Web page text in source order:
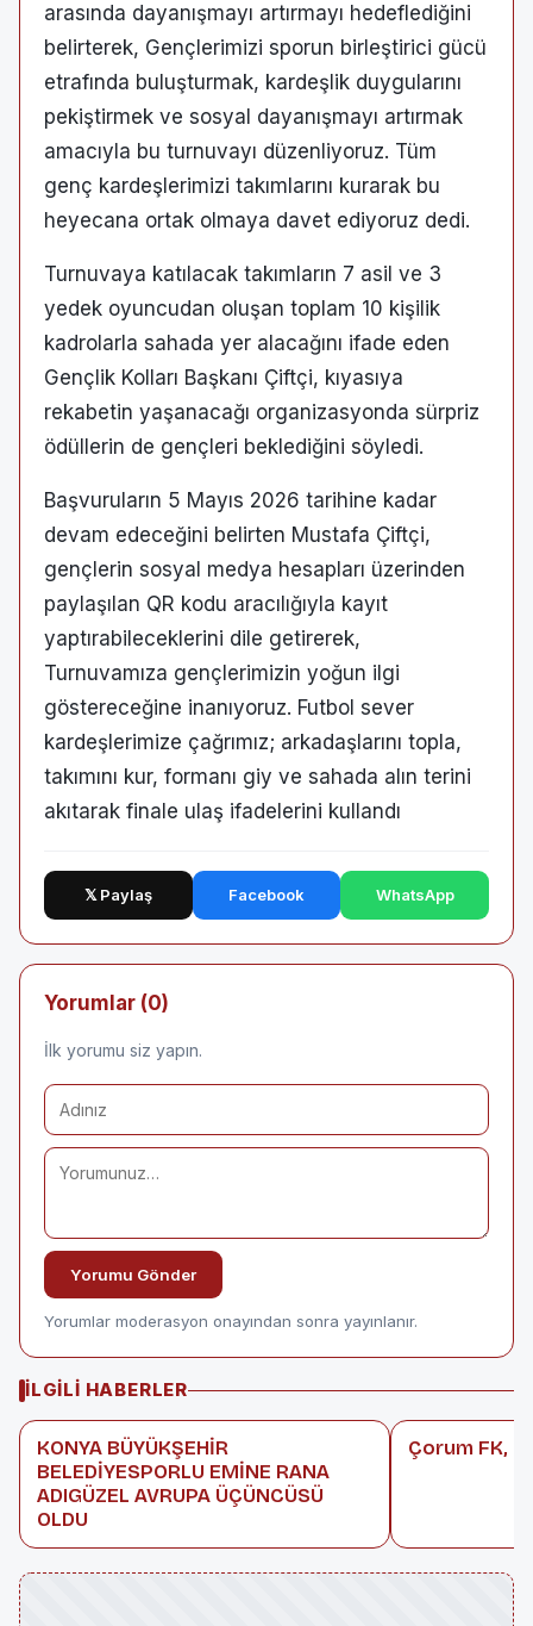
arasında dayanışmayı artırmayı hedeflediğini
belirterek, Gençlerimizi sporun birleştirici gücü
etrafında buluşturmak, kardeşlik duygularını
pekiştirmek ve sosyal dayanışmayı artırmak
amacıyla bu turnuvayı düzenliyoruz. Tüm
genç kardeşlerimizi takımlarını kurarak bu
heyecana ortak olmaya davet ediyoruz dedi.
Turnuvaya katılacak takımların 7 asil ve 3
yedek oyuncudan oluşan toplam 10 kişilik
kadrolarla sahada yer alacağını ifade eden
Gençlik Kolları Başkanı Çiftçi, kıyasıya
rekabetin yaşanacağı organizasyonda sürpriz
ödüllerin de gençleri beklediğini söyledi.
Başvuruların 5 Mayıs 2026 tarihine kadar
devam edeceğini belirten Mustafa Çiftçi,
gençlerin sosyal medya hesapları üzerinden
paylaşılan QR kodu aracılığıyla kayıt
yaptırabileceklerini dile getirerek,
Turnuvamıza gençlerimizin yoğun ilgi
göstereceğine inanıyoruz. Futbol sever
kardeşlerimize çağrımız; arkadaşlarını topla,
takımını kur, formanı giy ve sahada alın terini
akıtarak finale ulaş ifadelerini kullandı
𝕏 Paylaş Facebook WhatsApp
Yorumlar (0)
İlk yorumu siz yapın.
Yorumu Gönder
Yorumlar moderasyon onayından sonra yayınlanır.
İLGILI HABERLER
KONYA BÜYÜKŞEHİR
BELEDİYESPORLU EMİNE RANA
ADIGÜZEL AVRUPA ÜÇÜNCÜSÜ
OLDU
Çorum FK,